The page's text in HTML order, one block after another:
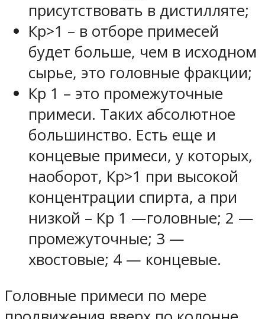
присутствовать в дистилляте;
Кр>1 – в отборе примесей
будет больше, чем в исходном
сырье, это головные фракции;
Кр 1 – это промежуточные
примеси. Таких абсолютное
большинство. Есть еще и
концевые примеси, у которых,
наоборот, Кр>1 при высокой
концентрации спирта, а при
низкой – Кр 1 —головные; 2 —
промежуточные; 3 —
хвостовые; 4 — концевые.
Головные примеси по мере